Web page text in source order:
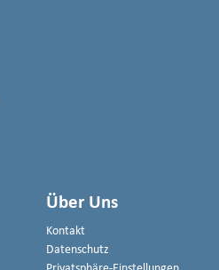
Über Uns
Kontakt
Datenschutz